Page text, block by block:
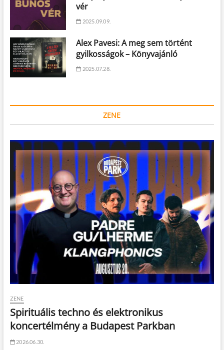
vér
2025.09.09.
Alex Pavesi: A meg sem történt
gyilkosságok – Könyvajánló
2025.07.28.
ZENE
ZENE
Spirituális techno és elektronikus
koncertélmény a Budapest Parkban
2026.06.30.